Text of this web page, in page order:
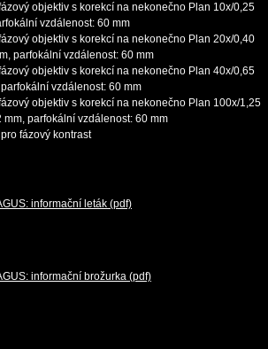
objektiv s korekcí na nekonečno Plan 10x/0,25
vzdálenost: 60 mm
objektiv s korekcí na nekonečno Plan 20x/0,40
parfokální vzdálenost: 60 mm
objektiv s korekcí na nekonečno Plan 40x/0,65
vzdálenost: 60 mm
objektiv s korekcí na nekonečno Plan 100x/1,25
parfokální vzdálenost: 60 mm
fázový kontrast
informační leták (pdf)
informační brožurka (pdf)